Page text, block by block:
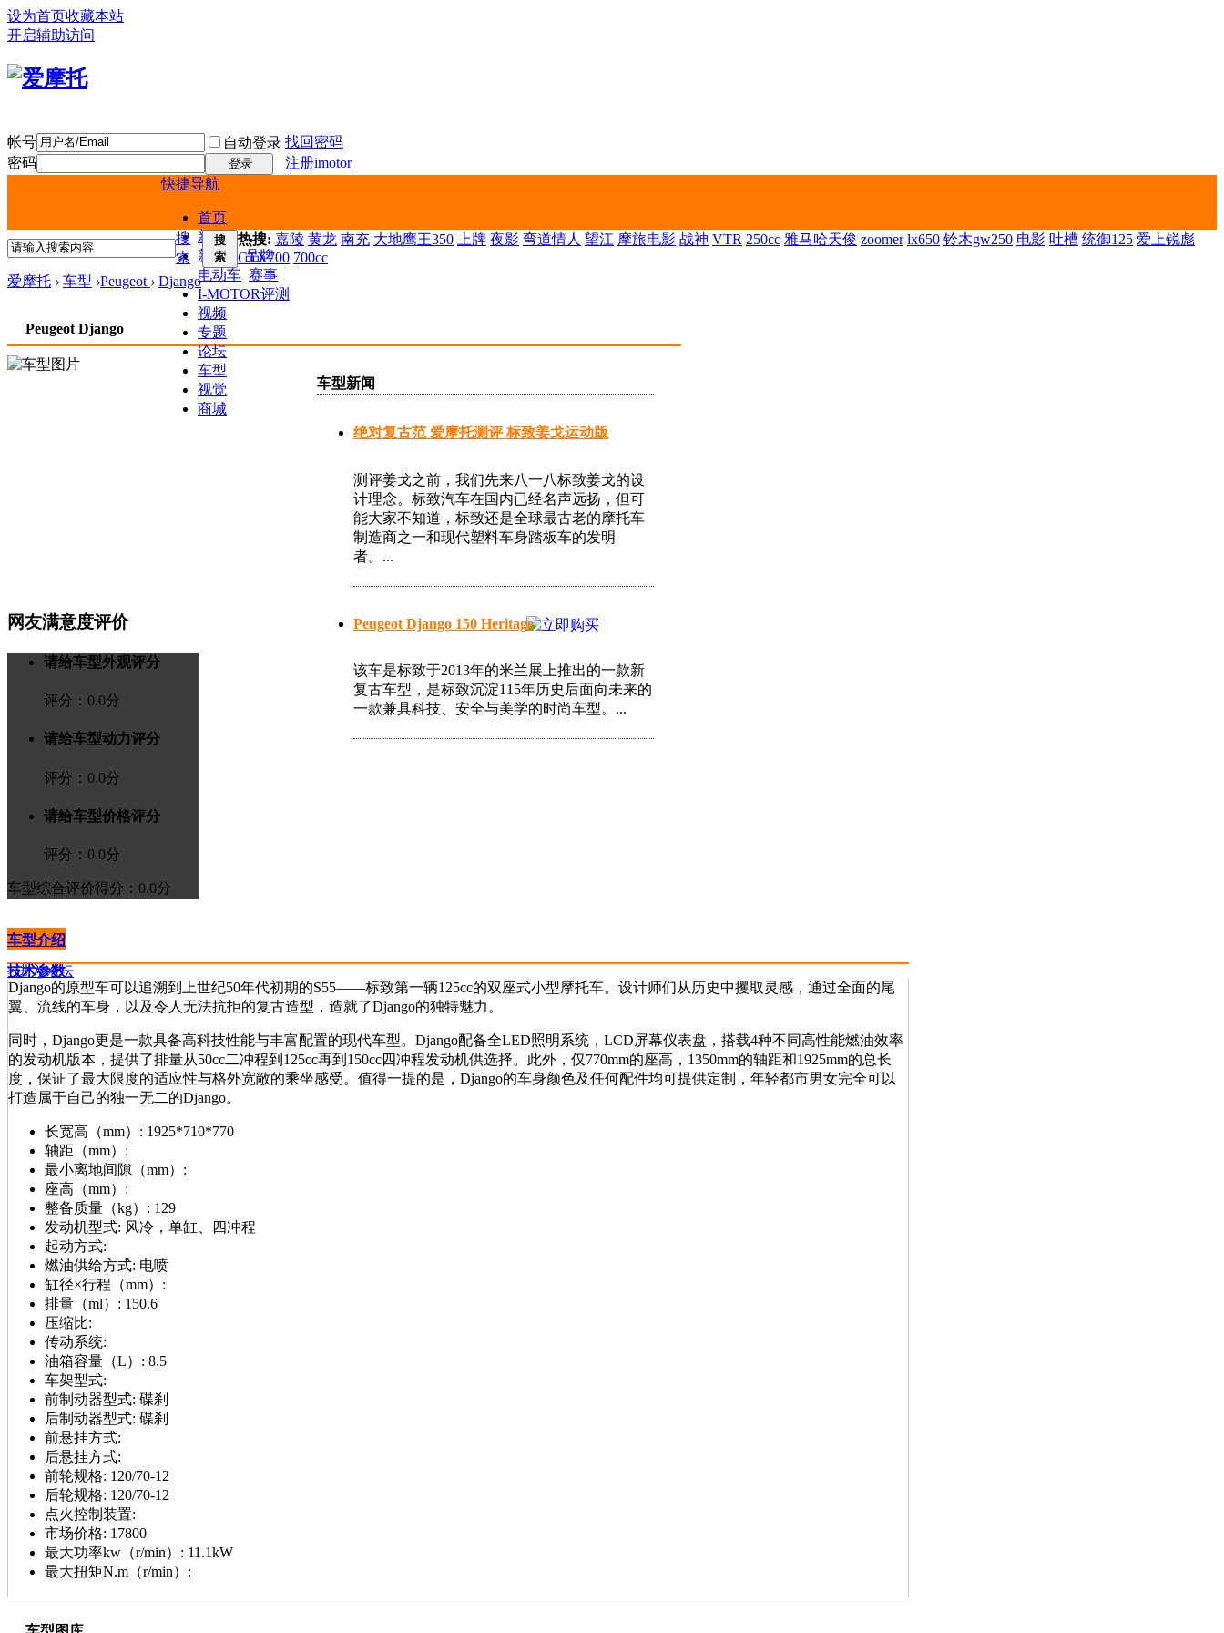
设为首页收藏本站
开启辅助访问
帐号 自动登录 找回密码
密码
登录
注册imotor
快捷导航
首页
新闻
新车
品牌
电动车 赛事
I-MOTOR评测
视频
专题
论坛
车型
视觉
商城
搜
索
搜
索
热搜: 嘉陵 黄龙 南充 大地鹰王350 上牌 夜影 弯道情人 望江 摩旅电影 战神 VTR 250cc 雅马哈天俊 zoomer lx650 铃木gw250 电影 吐槽 统御125 爱上锐彪
CTX700 700cc
爱摩托 › 车型 ›Peugeot › Django
Peugeot Django
车型新闻
绝对复古范 爱摩托测评 标致姜戈运动版
测评姜戈之前，我们先来八一八标致姜戈的设
计理念。标致汽车在国内已经名声远扬，但可
能大家不知道，标致还是全球最古老的摩托车
制造商之一和现代塑料车身踏板车的发明
者。...
Peugeot Django 150 Heritage
该车是标致于2013年的米兰展上推出的一款新
复古车型，是标致沉淀115年历史后面向未来的
一款兼具科技、安全与美学的时尚车型。...
网友满意度评价
请给车型外观评分
评分： 0.0分
请给车型动力评分
评分： 0.0分
请给车型价格评分
评分： 0.0分
车型综合评价得分：0.0分
车型介绍
技术参数
>进入论坛
Django的原型车可以追溯到上世纪50年代初期的S55——标致第一辆125cc的双座式小型摩托车。设计师们从历史中攫取灵感，通过全面的尾
翼、流线的车身，以及令人无法抗拒的复古造型，造就了Django的独特魅力。
同时，Django更是一款具备高科技性能与丰富配置的现代车型。Django配备全LED照明系统，LCD屏幕仪表盘，搭载4种不同高性能燃油效率
的发动机版本，提供了排量从50cc二冲程到125cc再到150cc四冲程发动机供选择。此外，仅770mm的座高，1350mm的轴距和1925mm的总长
度，保证了最大限度的适应性与格外宽敞的乘坐感受。值得一提的是，Django的车身颜色及任何配件均可提供定制，年轻都市男女完全可以
打造属于自己的独一无二的Django。
长宽高（mm）: 1925*710*770
轴距（mm）:
最小离地间隙（mm）:
座高（mm）:
整备质量（kg）: 129
发动机型式: 风冷，单缸、四冲程
起动方式:
燃油供给方式: 电喷
缸径×行程（mm）:
排量（ml）: 150.6
压缩比:
传动系统:
油箱容量（L）: 8.5
车架型式:
前制动器型式: 碟刹
后制动器型式: 碟刹
前悬挂方式:
后悬挂方式:
前轮规格: 120/70-12
后轮规格: 120/70-12
点火控制装置:
市场价格: 17800
最大功率kw（r/min）: 11.1kW
最大扭矩N.m（r/min）: